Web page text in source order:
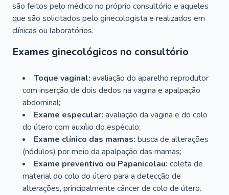
são feitos pelo médico no próprio consultório e aqueles
que são solicitados pelo ginecologista e realizados em
clínicas ou laboratórios.
Exames ginecológicos no consultório
Toque vaginal: avaliação do aparelho reprodutor
com inserção de dois dedos na vagina e apalpação
abdominal;
Exame especular: avaliação da vagina e do colo
do útero com auxílio do espéculo;
Exame clínico das mamas: busca de alterações
(nódulos) por meio da apalpação das mamas;
Exame preventivo ou Papanicolau: coleta de
material do colo do útero para a detecção de
alterações, principalmente câncer de colo de útero.